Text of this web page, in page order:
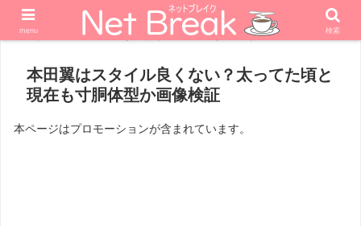
ホーム エンターテナー タレント
本田翼はスタイル良くない？太ってた頃と
現在も寸胴体型か画像検証
本ページはプロモーションが含まれています。
menu 検索